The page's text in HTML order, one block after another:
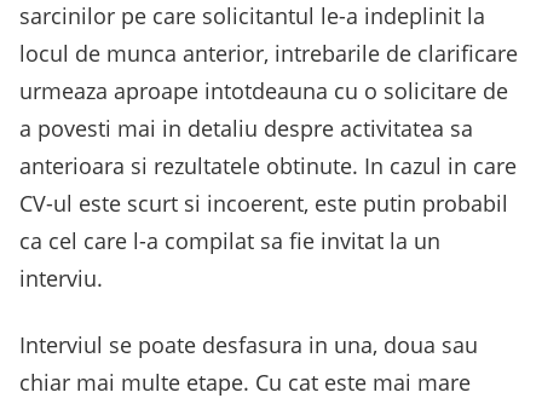
sarcinilor pe care solicitantul le-a indeplinit la
locul de munca anterior, intrebarile de clarificare
urmeaza aproape intotdeauna cu o solicitare de
a povesti mai in detaliu despre activitatea sa
anterioara si rezultatele obtinute. In cazul in care
CV-ul este scurt si incoerent, este putin probabil
ca cel care l-a compilat sa fie invitat la un
interviu.
Interviul se poate desfasura in una, doua sau
chiar mai multe etape. Cu cat este mai mare